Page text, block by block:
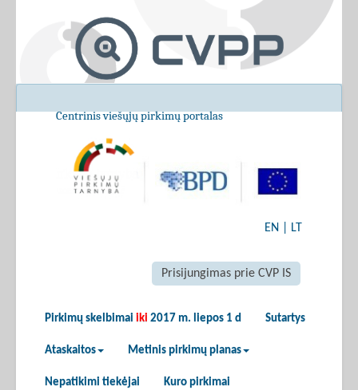
Centrinis viešųjų pirkimų portalas
EN LT
Prisijungimas prie CVP IS
Pirkimų skelbimai iki 2017 m. liepos 1 d Sutartys
Ataskaitos Metinis pirkimų planas
Nepatikimi tiekėjai Kuro pirkimai